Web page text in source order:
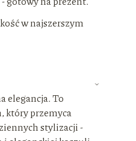
w najszerszym
elegancja. To
który przemyca
stylizacji -